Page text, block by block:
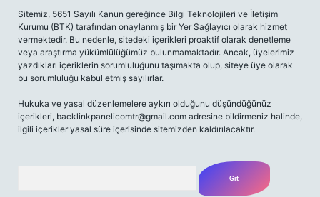
Sitemiz, 5651 Sayılı Kanun gereğince Bilgi Teknolojileri ve İletişim
Kurumu (BTK) tarafından onaylanmış bir Yer Sağlayıcı olarak hizmet
vermektedir. Bu nedenle, sitedeki içerikleri proaktif olarak denetleme
veya araştırma yükümlülüğümüz bulunmamaktadır. Ancak, üyelerimiz
yazdıkları içeriklerin sorumluluğunu taşımakta olup, siteye üye olarak
bu sorumluluğu kabul etmiş sayılırlar.
Hukuka ve yasal düzenlemelere aykırı olduğunu düşündüğünüz
içerikleri, backlinkpanelicomtr@gmail.com adresine bildirmeniz halinde,
ilgili içerikler yasal süre içerisinde sitemizden kaldırılacaktır.